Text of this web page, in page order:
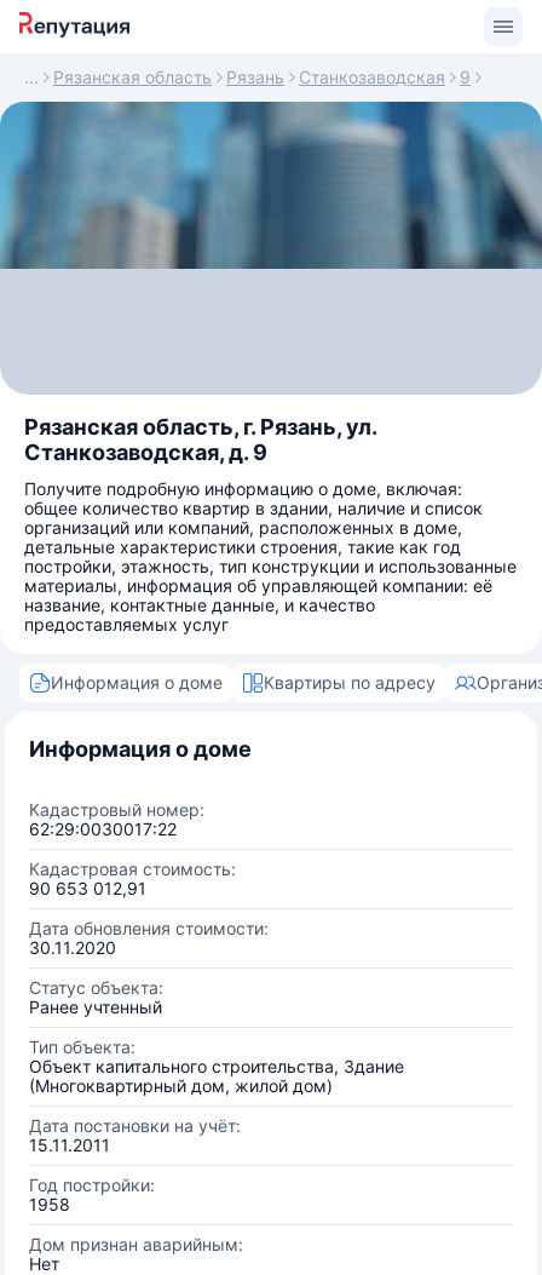
Рязанская область Рязань Станкозаводская 9
Рязанская область, г. Рязань, ул.
Станкозаводская, д. 9
Получите подробную информацию о доме, включая:
общее количество квартир в здании, наличие и список
организаций или компаний, расположенных в доме,
детальные характеристики строения, такие как год
постройки, этажность, тип конструкции и использованные
материалы, информация об управляющей компании: её
название, контактные данные, и качество
предоставляемых услуг
Информация о доме Квартиры по адресу
Информация о доме
Кадастровый номер:
62:29:0030017:22
Кадастровая стоимость:
90 653 012,91
Дата обновления стоимости:
30.11.2020
Статус объекта:
Ранее учтенный
Тип объекта:
Объект капитального строительства, Здание
(Многоквартирный дом, жилой дом)
Дата постановки на учёт:
15.11.2011
Год постройки:
1958
Дом признан аварийным:
Нет